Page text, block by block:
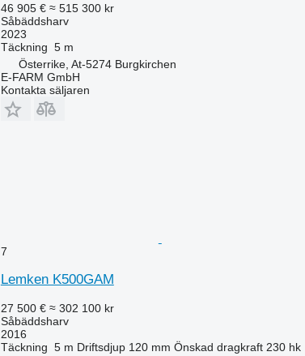
46 905 € ≈ 515 300 kr
Såbäddsharv
2023
Täckning 5 m
Österrike, At-5274 Burgkirchen
E-FARM GmbH
Kontakta säljaren
7
Lemken K500GAM
27 500 € ≈ 302 100 kr
Såbäddsharv
2016
Täckning 5 m Driftsdjup 120 mm Önskad dragkraft 230 hk